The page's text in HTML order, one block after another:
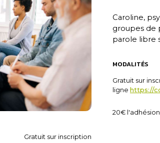
Gratuit sur inscription
Caroline,
groupes de
parole libre
MODALITÉS
Gratuit sur
ligne https://
20€ l'adhésion.